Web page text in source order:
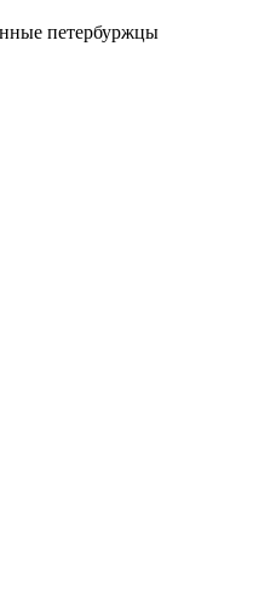
петербуржцы